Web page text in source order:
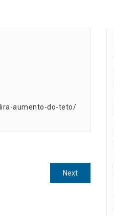
aumento-do-teto/
NextNext
post: